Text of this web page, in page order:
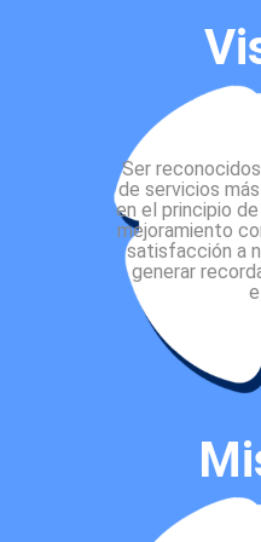
Ser
de servicios
en el principio
mejoramiento
satisfacción a
generar